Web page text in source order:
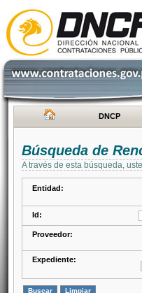
DNCP
Búsqueda de
A través de esta búsqueda,
Entidad:
Id:
Proveedor:
Expediente: